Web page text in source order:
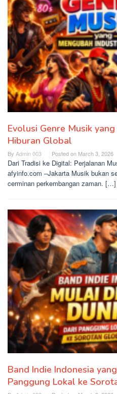
Evolusi Genre Musik
Hiburan Global
By Admin 003 Posted on March 3, 2026
Dari Tradisi ke Digital: Perjalanan
afyinfo.com –Jakarta Musik bukan
cerminan perkembangan zaman. […]
Band Indie Indonesia
Panggung Lokal ke